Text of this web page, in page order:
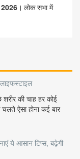
2026। लोक सभा में
लाइफस्टाइल
की चाह हर कोई
ऐसा होना कई बार
ये आसान टिप्स, बढ़ेगी